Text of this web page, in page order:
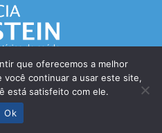
Silva - CRM: 85148-SP
- Todos os direitos reservados
que oferecemos a melhor
você continuar a usar este site,
está satisfeito com ele.
Ok